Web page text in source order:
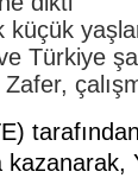
Türkiye